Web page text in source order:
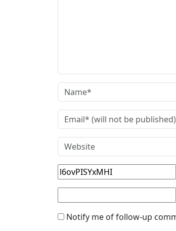
Notify me of follow-up